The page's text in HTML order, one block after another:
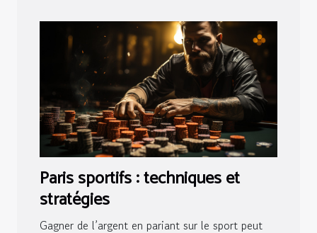
Paris sportifs : techniques et
stratégies
Gagner de l’argent en pariant sur le sport peut